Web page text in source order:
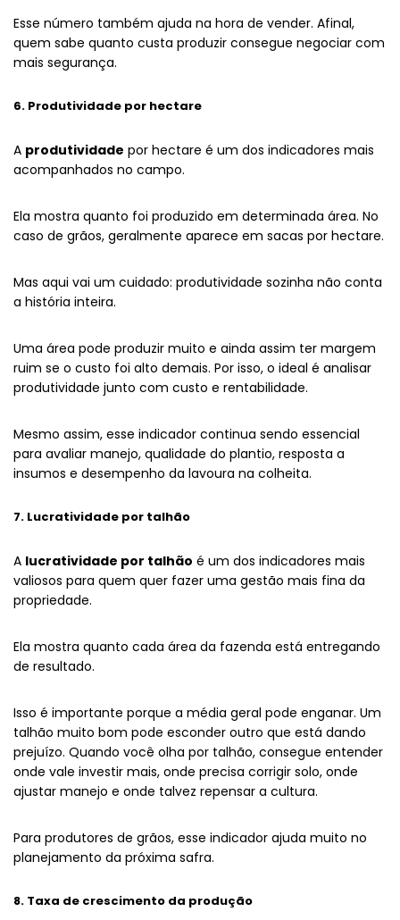
Esse número também ajuda na hora de vender. Afinal,
quem sabe quanto custa produzir consegue negociar com
mais segurança.
6. Produtividade por hectare
A produtividade por hectare é um dos indicadores mais
acompanhados no campo.
Ela mostra quanto foi produzido em determinada área. No
caso de grãos, geralmente aparece em sacas por hectare.
Mas aqui vai um cuidado: produtividade sozinha não conta
a história inteira.
Uma área pode produzir muito e ainda assim ter margem
ruim se o custo foi alto demais. Por isso, o ideal é analisar
produtividade junto com custo e rentabilidade.
Mesmo assim, esse indicador continua sendo essencial
para avaliar manejo, qualidade do plantio, resposta a
insumos e desempenho da lavoura na colheita.
7. Lucratividade por talhão
A lucratividade por talhão é um dos indicadores mais
valiosos para quem quer fazer uma gestão mais fina da
propriedade.
Ela mostra quanto cada área da fazenda está entregando
de resultado.
Isso é importante porque a média geral pode enganar. Um
talhão muito bom pode esconder outro que está dando
prejuízo. Quando você olha por talhão, consegue entender
onde vale investir mais, onde precisa corrigir solo, onde
ajustar manejo e onde talvez repensar a cultura.
Para produtores de grãos, esse indicador ajuda muito no
planejamento da próxima safra.
8. Taxa de crescimento da produção